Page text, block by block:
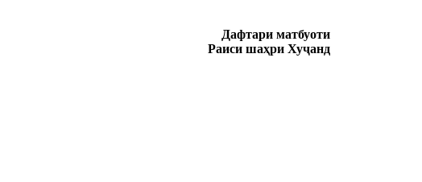
Дафтари матбуоти
Раиси шаҳри Хуҷанд